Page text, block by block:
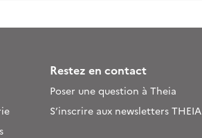
Restez en contact
Poser une question à Theia
S’inscrire aux newsletters THEIA